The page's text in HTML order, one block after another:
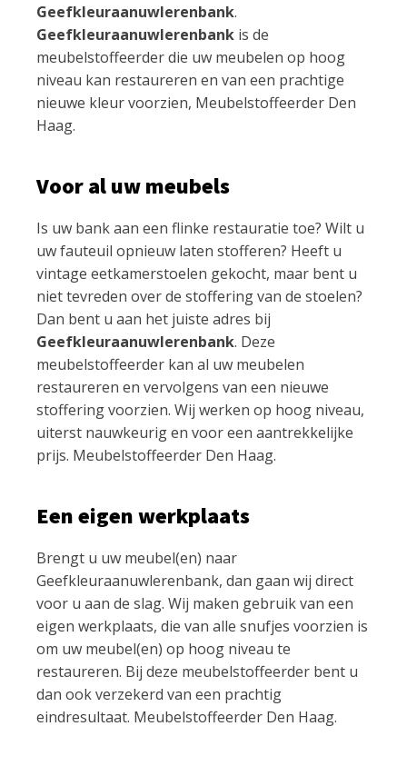
Geefkleuraanuwlerenbank.
Geefkleuraanuwlerenbank is de
meubelstoffeerder die uw meubelen op hoog
niveau kan restaureren en van een prachtige
nieuwe kleur voorzien, Meubelstoffeerder Den
Haag.
Voor al uw meubels
Is uw bank aan een flinke restauratie toe? Wilt u
uw fauteuil opnieuw laten stofferen? Heeft u
vintage eetkamerstoelen gekocht, maar bent u
niet tevreden over de stoffering van de stoelen?
Dan bent u aan het juiste adres bij
Geefkleuraanuwlerenbank. Deze
meubelstoffeerder kan al uw meubelen
restaureren en vervolgens van een nieuwe
stoffering voorzien. Wij werken op hoog niveau,
uiterst nauwkeurig en voor een aantrekkelijke
prijs. Meubelstoffeerder Den Haag.
Een eigen werkplaats
Brengt u uw meubel(en) naar
Geefkleuraanuwlerenbank, dan gaan wij direct
voor u aan de slag. Wij maken gebruik van een
eigen werkplaats, die van alle snufjes voorzien is
om uw meubel(en) op hoog niveau te
restaureren. Bij deze meubelstoffeerder bent u
dan ook verzekerd van een prachtig
eindresultaat. Meubelstoffeerder Den Haag.